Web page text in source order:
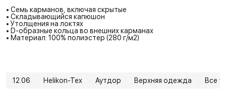
• Семь карманов, включая скрытые
• Складывающийся капюшон
• Утолщения на локтях
• D-образные кольца во внешних карманах
• Материал: 100% полиэстер (280 г/м2)
12.06 Helikon-Tex Аутдор Верхняя одежда Все